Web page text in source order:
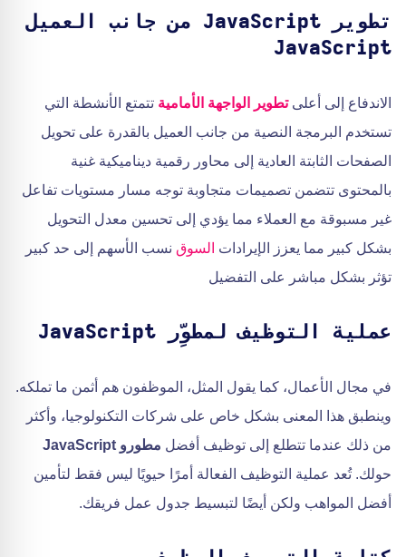
تطوير JavaScript من جانب العميل
JavaScript
الاندفاع إلى أعلىتطوير الواجهة الأمامية تتمتع الأنشطة التي
تستخدم البرمجة النصية من جانب العميل بالقدرة على تحويل
الصفحات الثابتة العادية إلى محاور رقمية ديناميكية غنية
بالمحتوى تتضمن تصميمات متجاوبة توجه مسار مستويات تفاعل
غير مسبوقة مع العملاء مما يؤدي إلى تحسين معدل التحويل
بشكل كبير مما يعزز الإيرادات السوق نسب الأسهم إلى حد كبير
تؤثر بشكل مباشر على التفضيل
عملية التوظيف لمطوِّر JavaScript
في مجال الأعمال، كما يقول المثل، الموظفون هم أثمن ما تملكه.
وينطبق هذا المعنى بشكل خاص على شركات التكنولوجيا، وأكثر
من ذلك عندما تتطلع إلى توظيف أفضل مطورو JavaScript
حولك. تُعد عملية التوظيف الفعالة أمرًا حيويًا ليس فقط لتأمين
أفضل المواهب ولكن أيضًا لتبسيط جدول عمل فريقك.